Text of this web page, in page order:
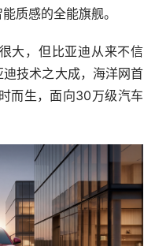
质感的全能旗舰。
大，但比亚迪从来不信
技术之大成，海洋网首
而生，面向30万级汽车